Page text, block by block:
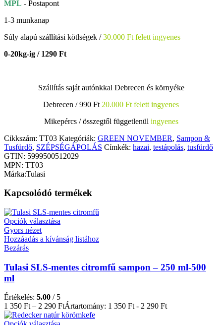
MPL - Postapont
1-3 munkanap
Súly alapú szállítási kötlségek /30.000 Ft felett ingyenes
0-20kg-ig / 1290 Ft
Szállítás saját autónkkal Debrecen és környéke
Debrecen / 990 Ft 20.000 Ft felett ingyenes
Mikepércs /összegtől függetlenül ingyenes
Cikkszám: TT03 Kategóriák: GREEN NOVEMBER, Sampon &
Tusfürdő, SZÉPSÉGÁPOLÁS Címkék: hazai, testápolás, tusfürdő
GTIN: 5999500512029
MPN: TT03
Márka:Tulasi
Kapcsolódó termékek
Opciók választása
Gyors nézet
Hozzáadás a kívánság listához
Bezárás
Tulasi SLS-mentes citromfű sampon – 250 ml-500
ml
Értékelés: 5.00 / 5
1 350 Ft – 2 290 FtÁrtartomány: 1 350 Ft - 2 290 Ft